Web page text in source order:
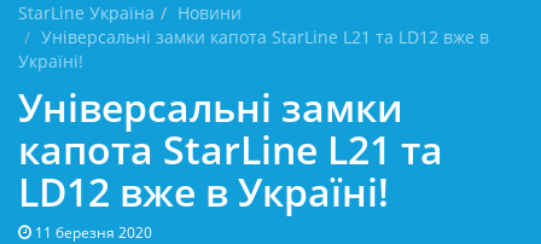
StarLine Україна
Новини
Універсальні замки капота StarLine L21 та LD12 вже в
Україні!
Універсальні замки
капота StarLine L21 та
LD12 вже в Україні!
11 березня 2020